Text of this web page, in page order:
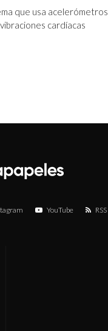
que usa acelerómetros
cardíacas
YouTube RSS